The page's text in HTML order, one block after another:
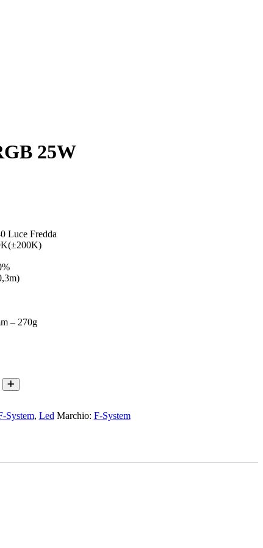
25W
Luce Fredda
– 270g
System, Led Marchio: F-System